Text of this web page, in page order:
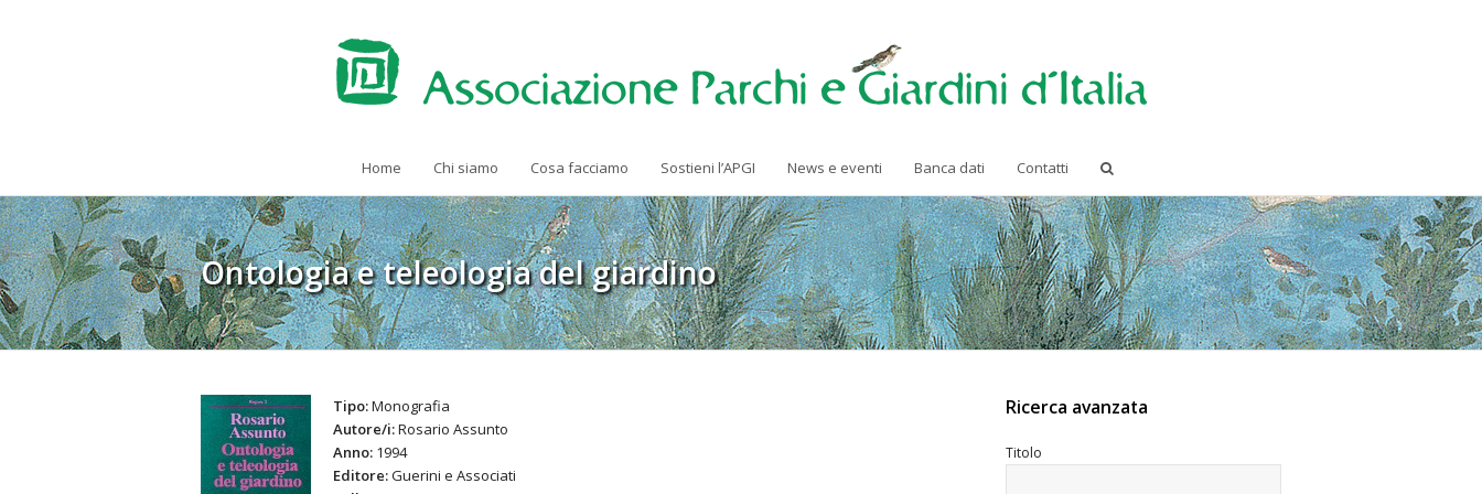
Home Chi siamo Cosa facciamo Sostieni l’APGI News e eventi Banca dati Contatti
Ontologia e teleologia del giardino
Tipo:Monografia
Autore/i:Rosario Assunto
Anno: 1994
Editore:Guerini e Associati
Ricerca avanzata
Titolo